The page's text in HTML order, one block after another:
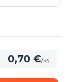
0,70 €/ks